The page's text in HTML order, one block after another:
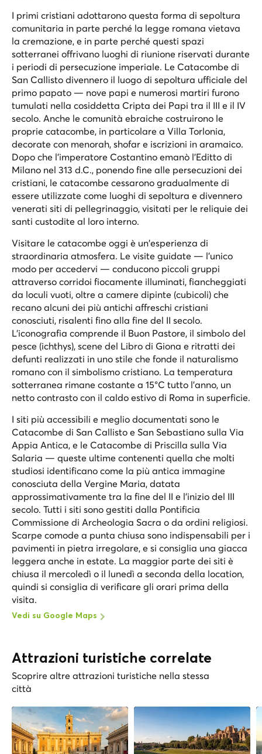
I primi cristiani adottarono questa forma di sepoltura
comunitaria in parte perché la legge romana vietava
la cremazione, e in parte perché questi spazi
sotterranei offrivano luoghi di riunione riservati durante
i periodi di persecuzione imperiale. Le Catacombe di
San Callisto divennero il luogo di sepoltura ufficiale del
primo papato — nove papi e numerosi martiri furono
tumulati nella cosiddetta Cripta dei Papi tra il III e il IV
secolo. Anche le comunità ebraiche costruirono le
proprie catacombe, in particolare a Villa Torlonia,
decorate con menorah, shofar e iscrizioni in aramaico.
Dopo che l'imperatore Costantino emanò l'Editto di
Milano nel 313 d.C., ponendo fine alle persecuzioni dei
cristiani, le catacombe cessarono gradualmente di
essere utilizzate come luoghi di sepoltura e divennero
venerati siti di pellegrinaggio, visitati per le reliquie dei
santi custodite al loro interno.
Visitare le catacombe oggi è un'esperienza di
straordinaria atmosfera. Le visite guidate — l'unico
modo per accedervi — conducono piccoli gruppi
attraverso corridoi fiocamente illuminati, fiancheggiati
da loculi vuoti, oltre a camere dipinte (cubicoli) che
recano alcuni dei più antichi affreschi cristiani
conosciuti, risalenti fino alla fine del II secolo.
L'iconografia comprende il Buon Pastore, il simbolo del
pesce (ichthys), scene del Libro di Giona e ritratti dei
defunti realizzati in uno stile che fonde il naturalismo
romano con il simbolismo cristiano. La temperatura
sotterranea rimane costante a 15°C tutto l'anno, un
netto contrasto con il caldo estivo di Roma in superficie.
I siti più accessibili e meglio documentati sono le
Catacombe di San Callisto e San Sebastiano sulla Via
Appia Antica, e le Catacombe di Priscilla sulla Via
Salaria — queste ultime contenenti quella che molti
studiosi identificano come la più antica immagine
conosciuta della Vergine Maria, datata
approssimativamente tra la fine del II e l'inizio del III
secolo. Tutti i siti sono gestiti dalla Pontificia
Commissione di Archeologia Sacra o da ordini religiosi.
Scarpe comode a punta chiusa sono indispensabili per i
pavimenti in pietra irregolare, e si consiglia una giacca
leggera anche in estate. La maggior parte dei siti è
chiusa il mercoledì o il lunedì a seconda della location,
quindi si consiglia di verificare gli orari prima della
visita.
Vedi su Google Maps
Attrazioni turistiche correlate
Scoprire altre attrazioni turistiche nella stessa
città